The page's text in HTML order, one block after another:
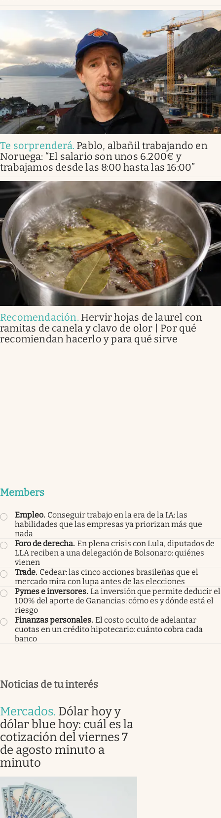
Te sorprenderá. Pablo, albañil trabajando en
Noruega: “El salario son unos 6.200€ y
trabajamos desde las 8:00 hasta las 16:00”
Recomendación. Hervir hojas de laurel con
ramitas de canela y clavo de olor | Por qué
recomiendan hacerlo y para qué sirve
Members
Empleo. Conseguir trabajo en la era de la IA: las
habilidades que las empresas ya priorizan más que
nada
Foro de derecha. En plena crisis con Lula, diputados de
LLA reciben a una delegación de Bolsonaro: quiénes
vienen
Trade. Cedear: las cinco acciones brasileñas que el
mercado mira con lupa antes de las elecciones
Pymes e inversores. La inversión que permite deducir el
100% del aporte de Ganancias: cómo es y dónde está el
riesgo
Finanzas personales. El costo oculto de adelantar
cuotas en un crédito hipotecario: cuánto cobra cada
banco
Noticias de tu interés
Mercados. Dólar hoy y
dólar blue hoy: cuál es la
cotización del viernes 7
de agosto minuto a
minuto